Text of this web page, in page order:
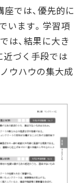
では、優先的に
います。学習項
は、結果に大き
近づく手段では
ウハウの集大成